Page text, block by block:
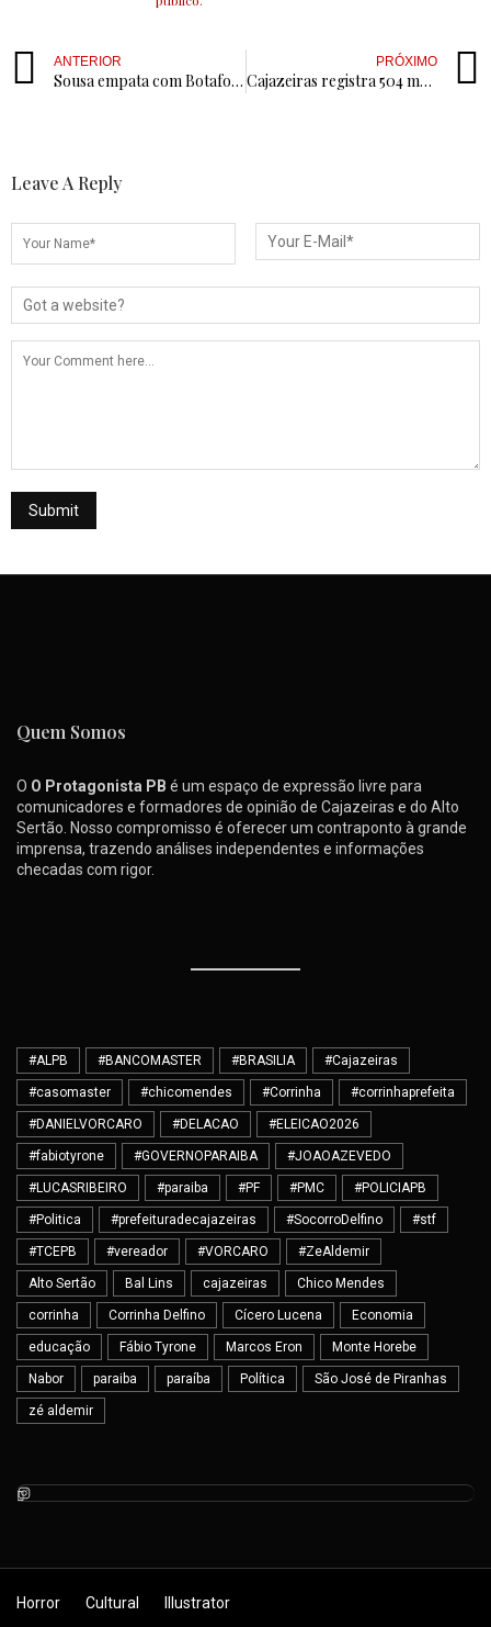
ANTERIOR
Sousa empata com Botafogo no Almeidão e conquista Tetracampeonato Paraibano
PRÓXIMO
Cajazeiras registra 504 mm de chuvas no primeiro trimestre de 2025
Leave A Reply
Quem Somos
O O Protagonista PB é um espaço de expressão livre para
comunicadores e formadores de opinião de Cajazeiras e do Alto
Sertão. Nosso compromisso é oferecer um contraponto à grande
imprensa, trazendo análises independentes e informações
checadas com rigor.
#ALPB #BANCOMASTER #BRASILIA #Cajazeiras
#casomaster #chicomendes #Corrinha #corrinhaprefeita
#DANIELVORCARO #DELACAO #ELEICAO2026
#fabiotyrone #GOVERNOPARAIBA #JOAOAZEVEDO
#LUCASRIBEIRO #paraiba #PF #PMC #POLICIAPB
#Politica #prefeituradecajazeiras #SocorroDelfino #stf
#TCEPB #vereador #VORCARO #ZeAldemir
Alto Sertão Bal Lins cajazeiras Chico Mendes
corrinha Corrinha Delfino Cícero Lucena Economia
educação Fábio Tyrone Marcos Eron Monte Horebe
Nabor paraiba paraíba Política São José de Piranhas
zé aldemir
Horror Cultural Illustrator